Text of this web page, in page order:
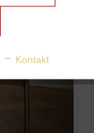
Aktiv
Aktiv
Kontakt